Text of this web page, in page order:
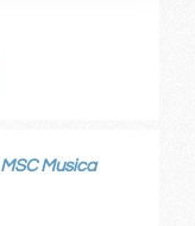
MSC Musica